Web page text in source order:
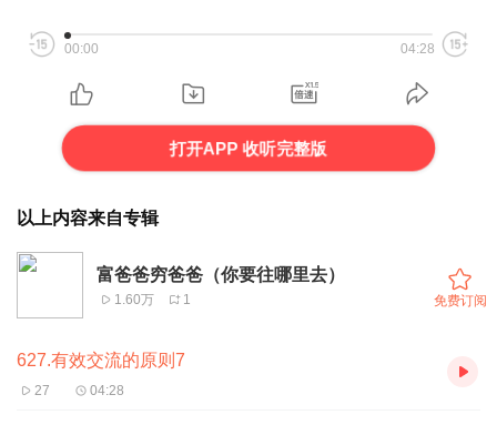
00:00 04:28
打开APP 收听完整版
以上内容来自专辑
富爸爸穷爸爸（你要往哪里去）
1.60万 1 免费订阅
627.有效交流的原则7
27 04:28